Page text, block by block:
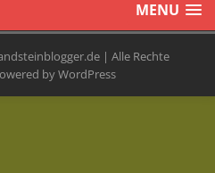
MENU
| Alle Rechte
by WordPress